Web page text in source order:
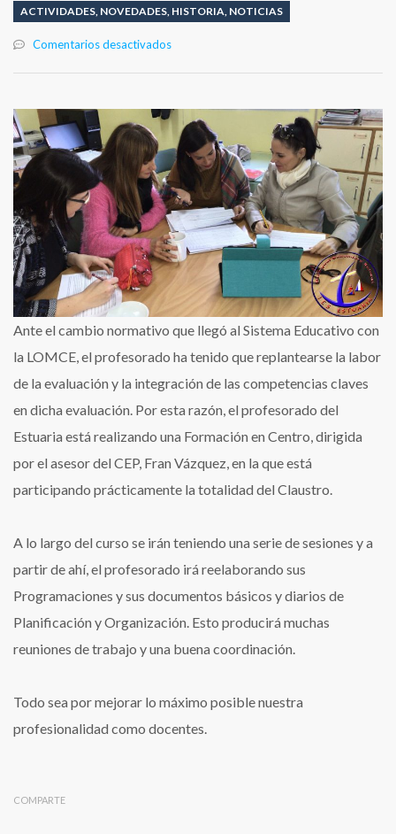
ACTIVIDADES, NOVEDADES, HISTORIA, NOTICIAS
Comentarios desactivadosen
Formación
Centro
sobre
integración
de
las
competencias
en
el
proceso
evaluador
Ante el cambio normativo que llegó al Sistema Educativo con
la LOMCE, el profesorado ha tenido que replantearse la labor
de la evaluación y la integración de las competencias claves
en dicha evaluación. Por esta razón, el profesorado del
Estuaria está realizando una Formación en Centro, dirigida
por el asesor del CEP, Fran Vázquez, en la que está
participando prácticamente la totalidad del Claustro.
A lo largo del curso se irán teniendo una serie de sesiones y a
partir de ahí, el profesorado irá reelaborando sus
Programaciones y sus documentos básicos y diarios de
Planificación y Organización. Esto producirá muchas
reuniones de trabajo y una buena coordinación.
Todo sea por mejorar lo máximo posible nuestra
profesionalidad como docentes.
COMPARTE